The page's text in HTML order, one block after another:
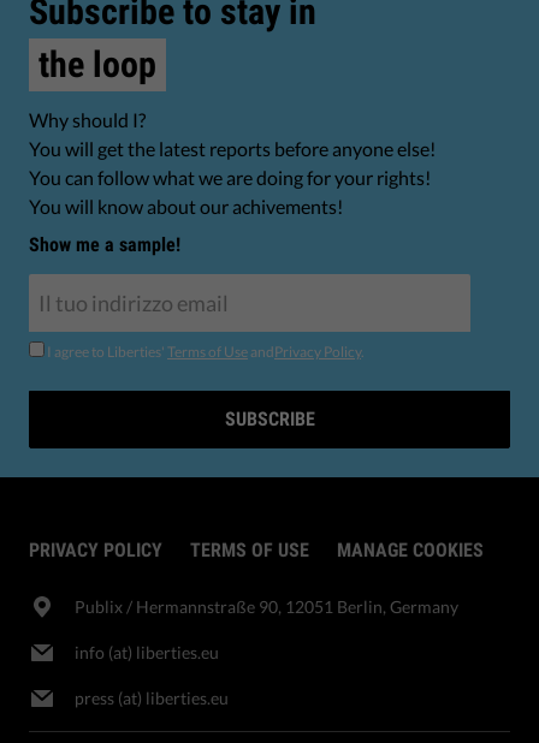
Subscribe to stay in
the loop
Why should I?
You will get the latest reports before anyone else!
You can follow what we are doing for your rights!
You will know about our achivements!
Show me a sample!
I agree to Liberties' Terms of Use andPrivacy Policy.
SUBSCRIBE
PRIVACY POLICY TERMS OF USE MANAGE COOKIES
Publix​ / Hermannstraße 90, 12051 Berlin, Germany
info (at) liberties.eu
press (at) liberties.eu